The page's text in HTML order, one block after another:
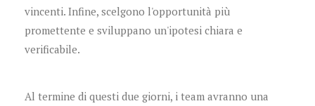
vincenti. Infine, scelgono l'opportunità più
promettente e sviluppano un'ipotesi chiara e
verificabile.
Al termine di questi due giorni, i team avranno una